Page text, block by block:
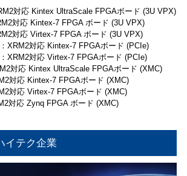
対応 Kintex UltraScale FPGAボード (3U VPX)
対応 Kintex-7 FPGA ボード (3U VPX)
対応 Virtex-7 FPGA ボード (3U VPX)
XRM2対応 Kintex-7 FPGAボード (PCIe)
XRM2対応 Virtex-7 FPGAボード (PCIe)
対応 Kintex UltraScale FPGAボード (XMC)
対応 Kintex-7 FPGAボード (XMC)
対応 Virtex-7 FPGAボード (XMC)
対応 Zynq FPGA ボード (XMC)
イテク企業